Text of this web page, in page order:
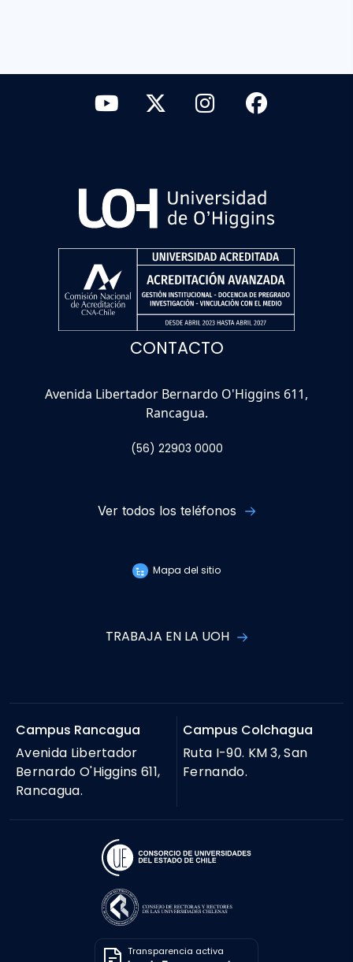
CONTACTO
Avenida Libertador Bernardo O'Higgins 611,
Rancagua.
(56) 22903 0000
Ver todos los teléfonos
Mapa del sitio
TRABAJA EN LA UOH
Campus Rancagua
Avenida Libertador
Bernardo O'Higgins 611,
Rancagua.
Campus Colchagua
Ruta I-90. KM 3, San
Fernando.
Transparencia activa